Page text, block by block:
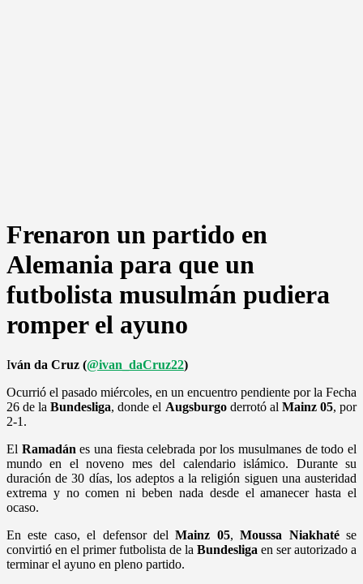
Frenaron un partido en
Alemania para que un
futbolista musulmán pudiera
romper el ayuno
Iván da Cruz (@ivan_daCruz22)
Ocurrió el pasado miércoles, en un encuentro pendiente por la Fecha
26 de laBundesliga, donde el Augsburgoderrotó al Mainz 05, por
2-1.
El Ramadán es una fiesta celebrada por los musulmanes de todo el
mundo en el noveno mes del calendario islámico. Durante su
duración de 30 días, los adeptos a la religión siguen una austeridad
extrema y no comen ni beben nada desde el amanecer hasta el
ocaso.
En este caso, el defensor delMainz 05,Moussa Niakhatése
convirtió en el primer futbolista de la Bundesliga en ser autorizado a
terminar el ayuno en pleno partido.